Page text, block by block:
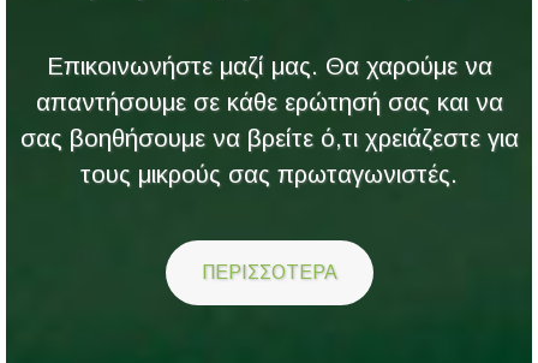
Επικοινωνήστε μαζί μας. Θα χαρούμε να
απαντήσουμε σε κάθε ερώτησή σας και να
σας βοηθήσουμε να βρείτε ό,τι χρειάζεστε για
τους μικρούς σας πρωταγωνιστές.
ΠΕΡΙΣΣΟΤΕΡΑ